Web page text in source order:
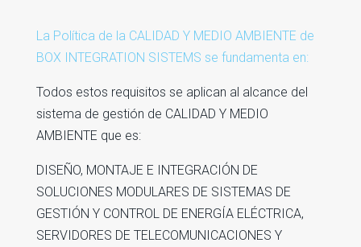
La Política de la CALIDAD Y MEDIO AMBIENTE de
BOX INTEGRATION SISTEMS se fundamenta en:
Todos estos requisitos se aplican al alcance del
sistema de gestión de CALIDAD Y MEDIO
AMBIENTE que es:
DISEÑO, MONTAJE E INTEGRACIÓN DE
SOLUCIONES MODULARES DE SISTEMAS DE
GESTIÓN Y CONTROL DE ENERGÍA ELÉCTRICA,
SERVIDORES DE TELECOMUNICACIONES Y